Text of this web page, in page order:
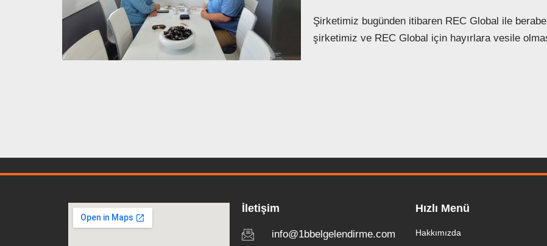
Şirketimiz bugünden itibaren REC Global ile
şirketimiz ve REC Global için hayırlara vesile
İletişim
info@1bbelgelendirme.com
Hızlı Menü
Hakkımızda